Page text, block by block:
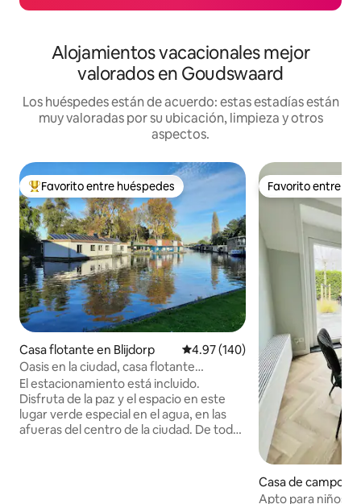
Alojamientos vacacionales mejor
valorados en Goudswaard
Los huéspedes están de acuerdo: estas estadías están
muy valoradas por su ubicación, limpieza y otros
aspectos.
Favorito entre huéspedes preferido
Favorito entre huéspedes
Casa flotante en Blijdorp Calificación promedio: 4.97 de
4.97 (140)
Oasis en la ciudad, casa flotante
espaciosa, incluye estacionamiento
El estacionamiento está incluido.
Disfruta de la paz y el espacio en este
lugar verde especial en el agua, en las
afueras del centro de la ciudad. De todas
Favorito entre
Favorito entre
Casa de campo
n
Apto para niños,